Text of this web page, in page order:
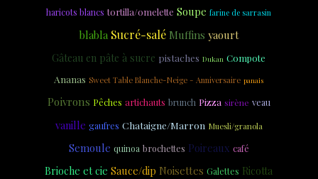
haricots blancs tortilla/omelette Soupe farine de sarrasin
blabla Sucré-salé Muffins yaourt
Gâteau en pâte à sucre pistaches Dukan Compote
Ananas Sweet Table Blanche-Neige - Anniversaire panais
Poivrons Pêches artichauts brunch Pizza sirène veau
vanille gaufres Chataigne/Marron Muesli/granola
Semoule quinoa brochettes Poireaux café
Brioche et cie Sauce/dip Noisettes Galettes Ricotta